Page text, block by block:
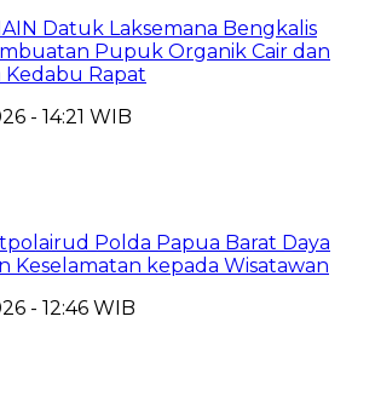
Datuk Laksemana Bengkalis
Pupuk Organik Cair dan
Kedabu Rapat
- 14:21 WIB
Polda Papua Barat Daya
Keselamatan kepada Wisatawan
- 12:46 WIB